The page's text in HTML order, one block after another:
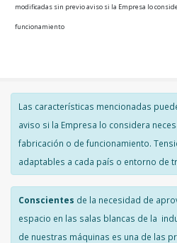
modificadas sin previo aviso si la Empresa lo
funcionamiento
Las características mencionadas
aviso si la Empresa lo considera
fabricación o de funcionamiento.
adaptables a cada país o entorno de
Conscientes de la necesidad de
espacio en las salas blancas de la
de nuestras máquinas es una de las